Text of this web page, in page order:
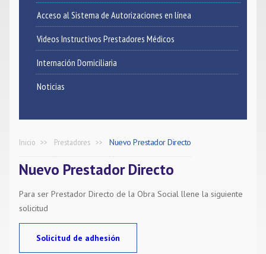
Contacto
Acceso al Sistema de Autorizaciones en línea
Videos Instructivos Prestadores Médicos
Internación Domiciliaria
Noticias
Inicio Prestadores Nuevo Prestador Directo
Nuevo Prestador Directo
Para ser Prestador Directo de la Obra Social llene la siguiente
solicitud
Solicitud de adhesión